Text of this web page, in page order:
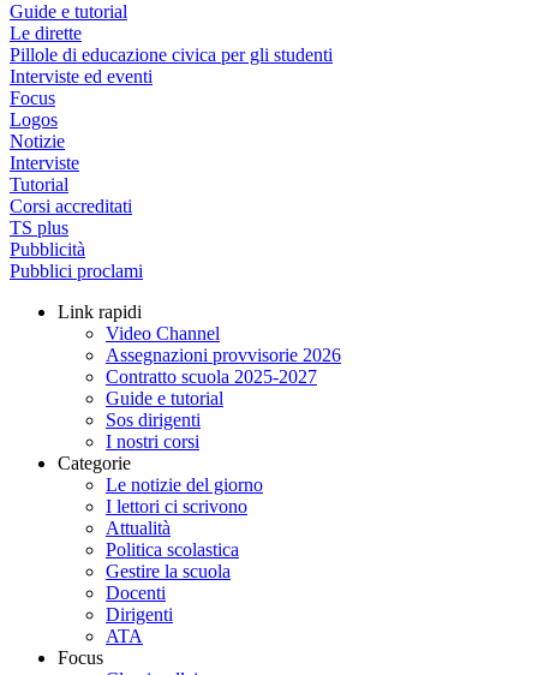
Guide e tutorial
Le dirette
Pillole di educazione civica per gli studenti
Interviste ed eventi
Focus
Logos
Notizie
Interviste
Tutorial
Corsi accreditati
TS plus
Pubblicità
Pubblici proclami
Link rapidi
Video Channel
Assegnazioni provvisorie 2026
Contratto scuola 2025-2027
Guide e tutorial
Sos dirigenti
I nostri corsi
Categorie
Le notizie del giorno
I lettori ci scrivono
Attualità
Politica scolastica
Gestire la scuola
Docenti
Dirigenti
ATA
Focus